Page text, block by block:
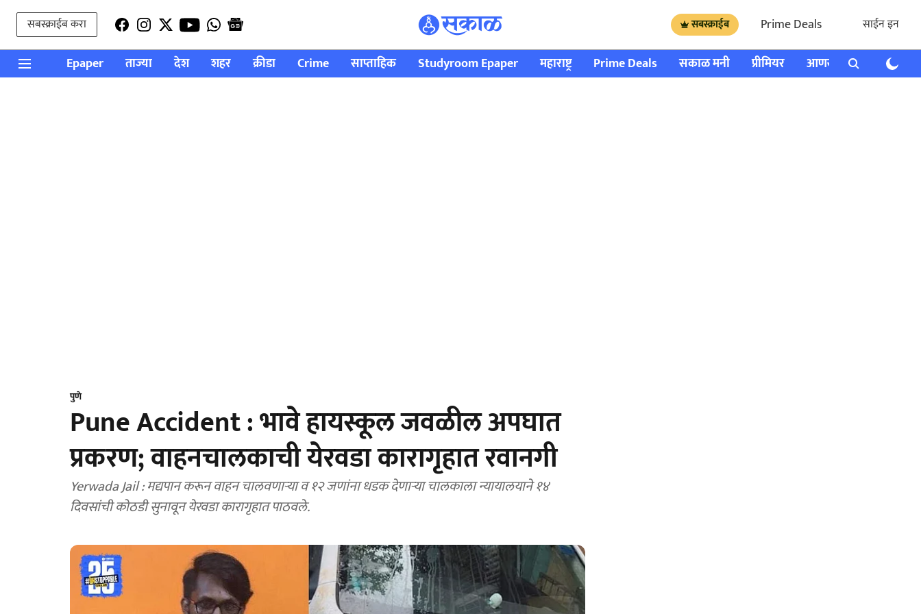
सबस्क्राईब करा सबस्क्राईब Prime Deals साईन इन
Epaper ताज्या देश शहर क्रीडा Crime साप्ताहिक Studyroom Epaper महाराष्ट्र Prime Deals सकाळ मनी प्रीमियर आणखी राशी भविष्य
पुणे
Pune Accident : भावे हायस्कूल जवळील अपघात
प्रकरण; वाहनचालकाची येरवडा कारागृहात रवानगी
Yerwada Jail : मद्यपान करून वाहन चालवणाऱ्या व १२ जणांना धडक देणाऱ्या चालकाला न्यायालयाने १४
दिवसांची कोठडी सुनावून येरवडा कारागृहात पाठवले.